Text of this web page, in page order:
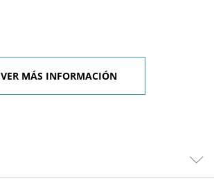
VER MÁS INFORMACIÓN